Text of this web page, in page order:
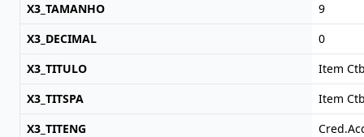
X3_TAMANHO
9
X3_DECIMAL
0
X3_TITULO
Item
X3_TITSPA
Item
X3_TITENG